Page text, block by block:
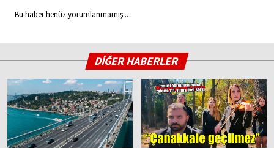
Bu haber henüz yorumlanmamış...
DİĞER HABERLER